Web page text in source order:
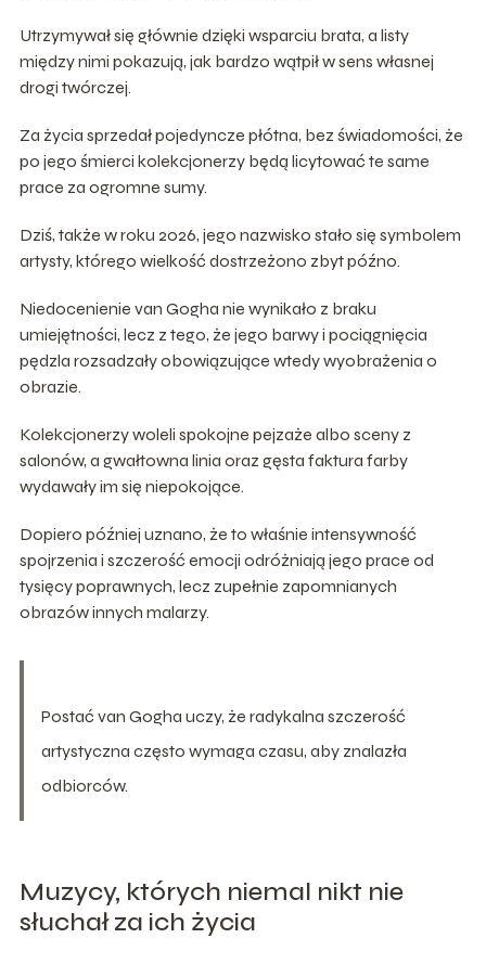
Utrzymywał się głównie dzięki wsparciu brata, a listy
między nimi pokazują, jak bardzo wątpił w sens własnej
drogi twórczej.
Za życia sprzedał pojedyncze płótna, bez świadomości, że
po jego śmierci kolekcjonerzy będą licytować te same
prace za ogromne sumy.
Dziś, także w roku 2026, jego nazwisko stało się symbolem
artysty, którego wielkość dostrzeżono zbyt późno.
Niedocenienie van Gogha nie wynikało z braku
umiejętności, lecz z tego, że jego barwy i pociągnięcia
pędzla rozsadzały obowiązujące wtedy wyobrażenia o
obrazie.
Kolekcjonerzy woleli spokojne pejzaże albo sceny z
salonów, a gwałtowna linia oraz gęsta faktura farby
wydawały im się niepokojące.
Dopiero później uznano, że to właśnie intensywność
spojrzenia i szczerość emocji odróżniają jego prace od
tysięcy poprawnych, lecz zupełnie zapomnianych
obrazów innych malarzy.
Postać van Gogha uczy, że radykalna szczerość
artystyczna często wymaga czasu, aby znalazła
odbiorców.
Muzycy, których niemal nikt nie
słuchał za ich życia